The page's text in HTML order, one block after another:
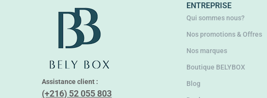
Assistance client :
(+216) 52 055 803
ENTREPRISE
Qui sommes nous?
Nos promotions & Offres
Nos marques
Boutique BELYBOX
Blog